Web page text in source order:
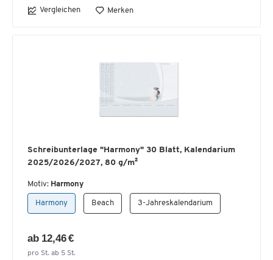
Vergleichen Merken
Schreibunterlage "Harmony" 30 Blatt, Kalendarium
2025/2026/2027, 80 g/m²
Motiv: Harmony
Harmony Beach 3-Jahreskalendarium
ab 12,46 €
pro St. ab 5 St.